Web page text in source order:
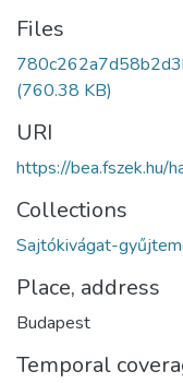
Files
(760.38 KB)
URI
https://
Collections
Sajtókivágat-
Place, address
Budapest
Temporal